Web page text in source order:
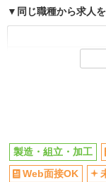
同じ職種から求人
土日祝休み
交通費支給
製造・組立・加工
Web面接OK